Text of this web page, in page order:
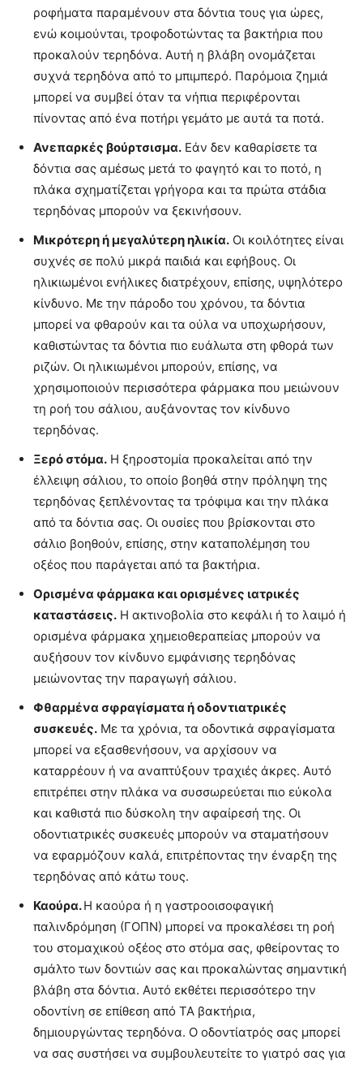
ροφήματα παραμένουν στα δόντια τους για ώρες,
ενώ κοιμούνται, τροφοδοτώντας τα βακτήρια που
προκαλούν τερηδόνα. Αυτή η βλάβη ονομάζεται
συχνά τερηδόνα από το μπιμπερό. Παρόμοια ζημιά
μπορεί να συμβεί όταν τα νήπια περιφέρονται
πίνοντας από ένα ποτήρι γεμάτο με αυτά τα ποτά.
Ανεπαρκές βούρτσισμα. Εάν δεν καθαρίσετε τα
δόντια σας αμέσως μετά το φαγητό και το ποτό, η
πλάκα σχηματίζεται γρήγορα και τα πρώτα στάδια
τερηδόνας μπορούν να ξεκινήσουν.
Μικρότερη ή μεγαλύτερη ηλικία. Οι κοιλότητες είναι
συχνές σε πολύ μικρά παιδιά και εφήβους. Οι
ηλικιωμένοι ενήλικες διατρέχουν, επίσης, υψηλότερο
κίνδυνο. Με την πάροδο του χρόνου, τα δόντια
μπορεί να φθαρούν και τα ούλα να υποχωρήσουν,
καθιστώντας τα δόντια πιο ευάλωτα στη φθορά των
ριζών. Οι ηλικιωμένοι μπορούν, επίσης, να
χρησιμοποιούν περισσότερα φάρμακα που μειώνουν
τη ροή του σάλιου, αυξάνοντας τον κίνδυνο
τερηδόνας.
Ξερό στόμα. Η ξηροστομία προκαλείται από την
έλλειψη σάλιου, το οποίο βοηθά στην πρόληψη της
τερηδόνας ξεπλένοντας τα τρόφιμα και την πλάκα
από τα δόντια σας. Οι ουσίες που βρίσκονται στο
σάλιο βοηθούν, επίσης, στην καταπολέμηση του
οξέος που παράγεται από τα βακτήρια.
Ορισμένα φάρμακα και ορισμένες ιατρικές
καταστάσεις. Η ακτινοβολία στο κεφάλι ή το λαιμό ή
ορισμένα φάρμακα χημειοθεραπείας μπορούν να
αυξήσουν τον κίνδυνο εμφάνισης τερηδόνας
μειώνοντας την παραγωγή σάλιου.
Φθαρμένα σφραγίσματα ή οδοντιατρικές
συσκευές. Με τα χρόνια, τα οδοντικά σφραγίσματα
μπορεί να εξασθενήσουν, να αρχίσουν να
καταρρέουν ή να αναπτύξουν τραχιές άκρες. Αυτό
επιτρέπει στην πλάκα να συσσωρεύεται πιο εύκολα
και καθιστά πιο δύσκολη την αφαίρεσή της. Οι
οδοντιατρικές συσκευές μπορούν να σταματήσουν
να εφαρμόζουν καλά, επιτρέποντας την έναρξη της
τερηδόνας από κάτω τους.
Καούρα.Η καούρα ή η γαστροοισοφαγική
παλινδρόμηση (ΓΟΠΝ) μπορεί να προκαλέσει τη ροή
του στομαχικού οξέος στο στόμα σας, φθείροντας το
σμάλτο των δοντιών σας και προκαλώντας σημαντική
βλάβη στα δόντια. Αυτό εκθέτει περισσότερο την
οδοντίνη σε επίθεση από ΤΑ βακτήρια,
δημιουργώντας τερηδόνα. Ο οδοντίατρός σας μπορεί
να σας συστήσει να συμβουλευτείτε το γιατρό σας για